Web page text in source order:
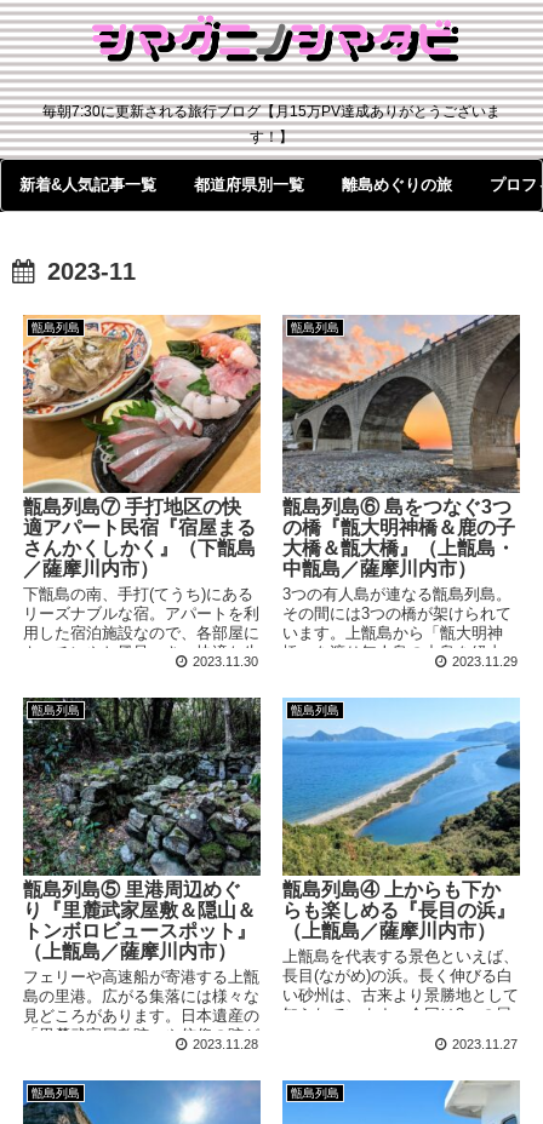
毎朝7:30に更新される旅行ブログ【月15万PV達成ありがとうございま
す！】
新着&人気記事一覧 都道府県別一覧 離島めぐりの旅 プロフ
2023-11
甑島列島
甑島列島⑦ 手打地区の快
適アパート民宿『宿屋まる
さんかくしかく』（下甑島
／薩摩川内市）
下甑島の南、手打(てうち)にある
リーズナブルな宿。アパートを利
用した宿泊施設なので、各部屋に
キッチンやお風呂つき。快適な生
活を送ることができます。新鮮な
です。
2023.11.30
甑島列島
甑島列島⑥ 島をつなぐ3つ
の橋『甑大明神橋＆鹿の子
大橋＆甑大橋』（上甑島・
中甑島／薩摩川内市）
3つの有人島が連なる甑島列島。
その間には3つの橋が架けられて
います。上甑島から「甑大明神
橋」を渡り無人島の中島を経由、
「鹿の子大橋」を渡り中甑島、さ
渡って下甑島へ。車で島巡りしな
がら本日の宿へと向かいます。
2023.11.29
甑島列島
甑島列島⑤ 里港周辺めぐ
り『里麓武家屋敷＆隠山＆
トンボロビュースポット』
（上甑島／薩摩川内市）
フェリーや高速船が寄港する上甑
島の里港。広がる集落には様々な
見どころがあります。日本遺産の
「里麓武家屋敷跡」や信仰の跡が
残る「隠山」、さらに「トンボ
をめぐりました。トンボロって何
でしょうか・・・？
2023.11.28
甑島列島
甑島列島④ 上からも下か
らも楽しめる『長目の浜』
（上甑島／薩摩川内市）
上甑島を代表する景色といえば、
長目(ながめ)の浜。長く伸びる白
い砂州は、古来より景勝地として
知られています。今回は3つの展
望台をめぐり、さらに実際に浜を
2023.11.27
甑島列島 甑島列島